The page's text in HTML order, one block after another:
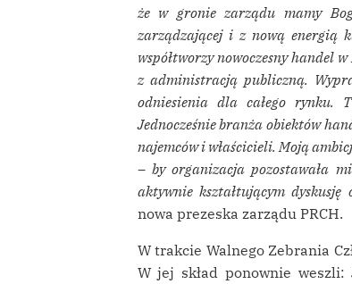
że w gronie zarządu mamy
zarządzającej i z nową energią
współtworzy nowoczesny handel
z administracją publiczną.
odniesienia dla całego rynku.
Jednocześnie branża obiektów
najemców i właścicieli. Moją
– by organizacja pozostawała
aktywnie kształtującym
nowa prezeska zarządu PRCH.
W trakcie Walnego Zebrania
W jej skład ponownie